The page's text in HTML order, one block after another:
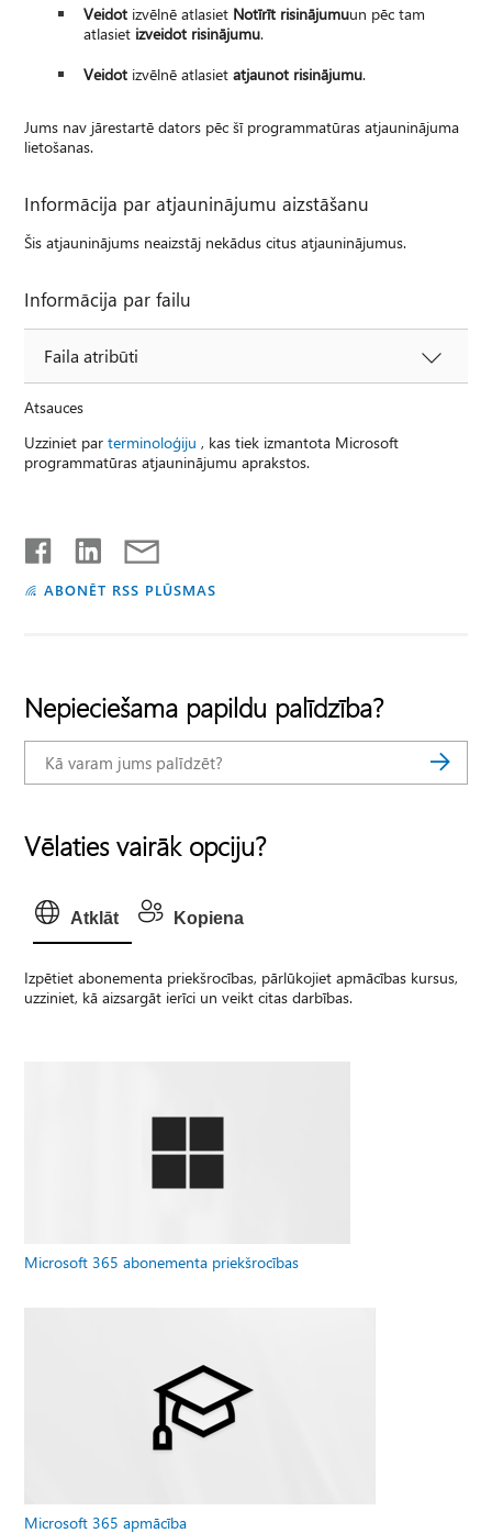
Veidot izvēlnē atlasiet Notīrīt risinājumuun pēc tam
atlasiet izveidot risinājumu.
Veidot izvēlnē atlasietatjaunot risinājumu.
Jums nav jārestartē dators pēc šī programmatūras atjauninājuma
lietošanas.
Informācija par atjauninājumu aizstāšanu
Šis atjauninājums neaizstāj nekādus citus atjauninājumus.
Informācija par failu
Faila atribūti
Atsauces
Uzziniet parterminoloģiju , kas tiek izmantota Microsoft
programmatūras atjauninājumu aprakstos.
ABONĒT RSS PLŪSMAS
Nepieciešama papildu palīdzība?
Vēlaties vairāk opciju?
Atklāt Kopiena
Izpētiet abonementa priekšrocības, pārlūkojiet apmācības kursus,
uzziniet, kā aizsargāt ierīci un veikt citas darbības.
Microsoft 365 abonementa priekšrocības
Microsoft 365 apmācība